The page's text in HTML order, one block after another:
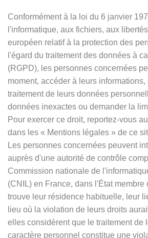
Conformément à la loi du 6 janvier
l'informatique, aux fichiers, aux
européen relatif à la protection des
l'égard du traitement des données à
(RGPD), les personnes concernées
moment, accéder à leurs informations,
traitement de leurs données
données inexactes ou demander la
Pour exercer ce droit, reportez-vous
dans les « Mentions légales » de ce
Les personnes concernées peuvent
auprès d'une autorité de contrôle
Commission nationale de
(CNIL) en France, dans l'État membre
trouve leur résidence habituelle, leur
lieu où la violation de leurs droits
elles considèrent que le traitement de
caractère personnel constitue une